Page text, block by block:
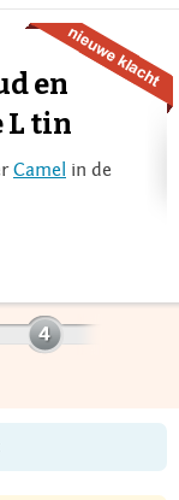
en
L tin
Camel in de